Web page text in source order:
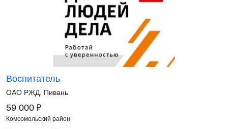
Воспитатель
ОАО РЖД. Пивань
59 000 ₽
Комсомольский район